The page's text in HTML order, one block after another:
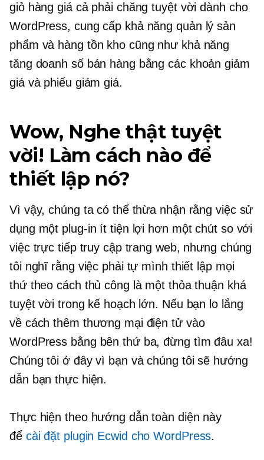
giỏ hàng giá cả phải chăng tuyệt vời dành cho
WordPress, cung cấp khả năng quản lý sản
phẩm và hàng tồn kho cũng như khả năng
tăng doanh số bán hàng bằng các khoản giảm
giá và phiếu giảm giá.
Wow, Nghe thật tuyệt
vời! Làm cách nào để
thiết lập nó?
Vì vậy, chúng ta có thể thừa nhận rằng việc sử
dụng một plug-in ít tiện lợi hơn một chút so với
việc trực tiếp truy cập trang web, nhưng chúng
tôi nghĩ rằng việc phải tự mình thiết lập mọi
thứ theo cách thủ công là một thỏa thuận khá
tuyệt vời trong kế hoạch lớn. Nếu bạn lo lắng
về cách thêm thương mại điện tử vào
WordPress bằng bên thứ ba, đừng tìm đâu xa!
Chúng tôi ở đây vì bạn và chúng tôi sẽ hướng
dẫn bạn thực hiện.
Thực hiện theo hướng dẫn toàn diện này
để cài đặt plugin Ecwid cho WordPress.